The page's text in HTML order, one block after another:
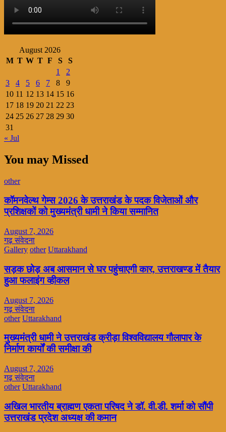
August 2026
M T W T F S
S
1
2
3
4 5 6 7 8
9
10 11 12 13 14 15 16
17 18 19 20 21 22 23
24 25 26 27 28 29 30
31
« Jul
You may Missed
other
कॉमनवेल्थ गेम्स 2026 के उत्तराखंड के पदक विजेताओं और
प्रशिक्षकों को मुख्यमंत्री धामी ने किया सम्मानित
August 7, 2026
गढ़ संवेदना
Gallery other Uttarakhand
सड़क छोड़ अब आसमान से घर पहुंचाएगी कार, उत्तराखण्ड में तैयार
हुआ फलाइंग व्हीकल
August 7, 2026
गढ़ संवेदना
other Uttarakhand
मुख्यमंत्री धामी ने उत्तराखंड क्रीड़ा विश्वविद्यालय गौलापार के
निर्माण कार्यों की समीक्षा की
August 7, 2026
गढ़ संवेदना
other Uttarakhand
अखिल भारतीय ब्राह्मण एकता परिषद ने डॉ. वी.डी. शर्मा को सौंपी
उत्तराखंड प्रदेश अध्यक्ष की कमान